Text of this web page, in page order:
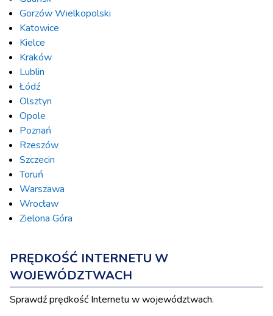
Gorzów Wielkopolski
Katowice
Kielce
Kraków
Lublin
Łódź
Olsztyn
Opole
Poznań
Rzeszów
Szczecin
Toruń
Warszawa
Wrocław
Zielona Góra
PRĘDKOŚĆ INTERNETU W
WOJEWÓDZTWACH
Sprawdź prędkość Internetu w województwach.